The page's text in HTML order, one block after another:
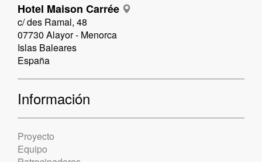
Hotel Maison Carrée
c/ des Ramal, 48
07730 Alayor - Menorca
Islas Baleares
España
Información
Proyecto
Equipo